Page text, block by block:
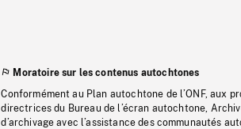
Moratoire sur les contenus autochtones
Conformément au Plan autochtone de l’ONF, aux
directrices du Bureau de l’écran autochtone,
d’archivage avec l’assistance des communautés